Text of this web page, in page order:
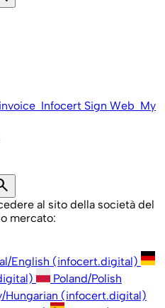
Infocert Sign Web My
al sito della società del
mercato:
English (infocert.digital)
Poland/Polish
Hungarian (infocert.digital)